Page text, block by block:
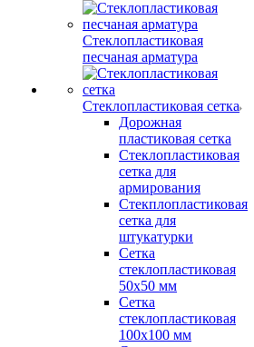
Стеклопластиковая
песчаная арматура
Стеклопластиковая сетка
Дорожная
пластиковая сетка
Стеклопластиковая
сетка для
армирования
Стекплопластиковая
сетка для
штукатурки
Сетка
стеклопластиковая
50x50 мм
Сетка
стеклопластиковая
100x100 мм